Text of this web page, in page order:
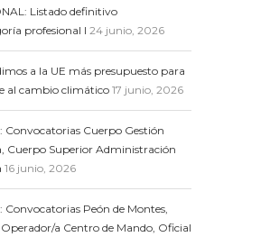
Listado definitivo
profesional I 24 junio, 2026
a la UE más presupuesto para
al cambio climático 17 junio, 2026
Convocatorias Cuerpo Gestión
Cuerpo Superior Administración
16 junio, 2026
Convocatorias Peón de Montes,
a Centro de Mando, Oficial